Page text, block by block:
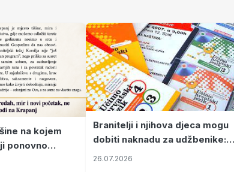
na kojem
ponovno
Branitelji i njihova djeca mogu
dobiti naknadu za udžbenike:
zahtjevi se podnose do 31.
26.07.2026